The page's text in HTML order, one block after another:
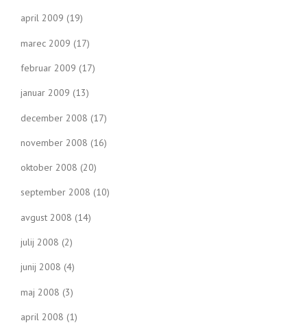
april 2009 (19)
marec 2009 (17)
februar 2009 (17)
januar 2009 (13)
december 2008 (17)
november 2008 (16)
oktober 2008 (20)
september 2008 (10)
avgust 2008 (14)
julij 2008 (2)
junij 2008 (4)
maj 2008 (3)
april 2008 (1)